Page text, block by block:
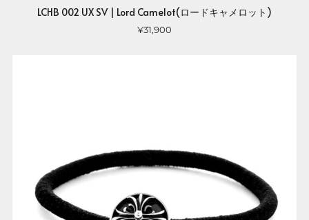
LCHB 002 UX SV | Lord Camelot(ロードキャメロット)
¥31,900